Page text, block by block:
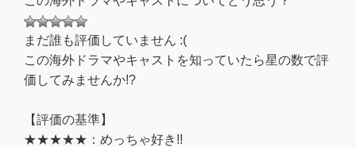
まだ誰も評価していません :(
この海外ドラマやキャストを知っていたら星の数で評
価してみませんか!?
【評価の基準】
★★★★★：めっちゃ好き!!